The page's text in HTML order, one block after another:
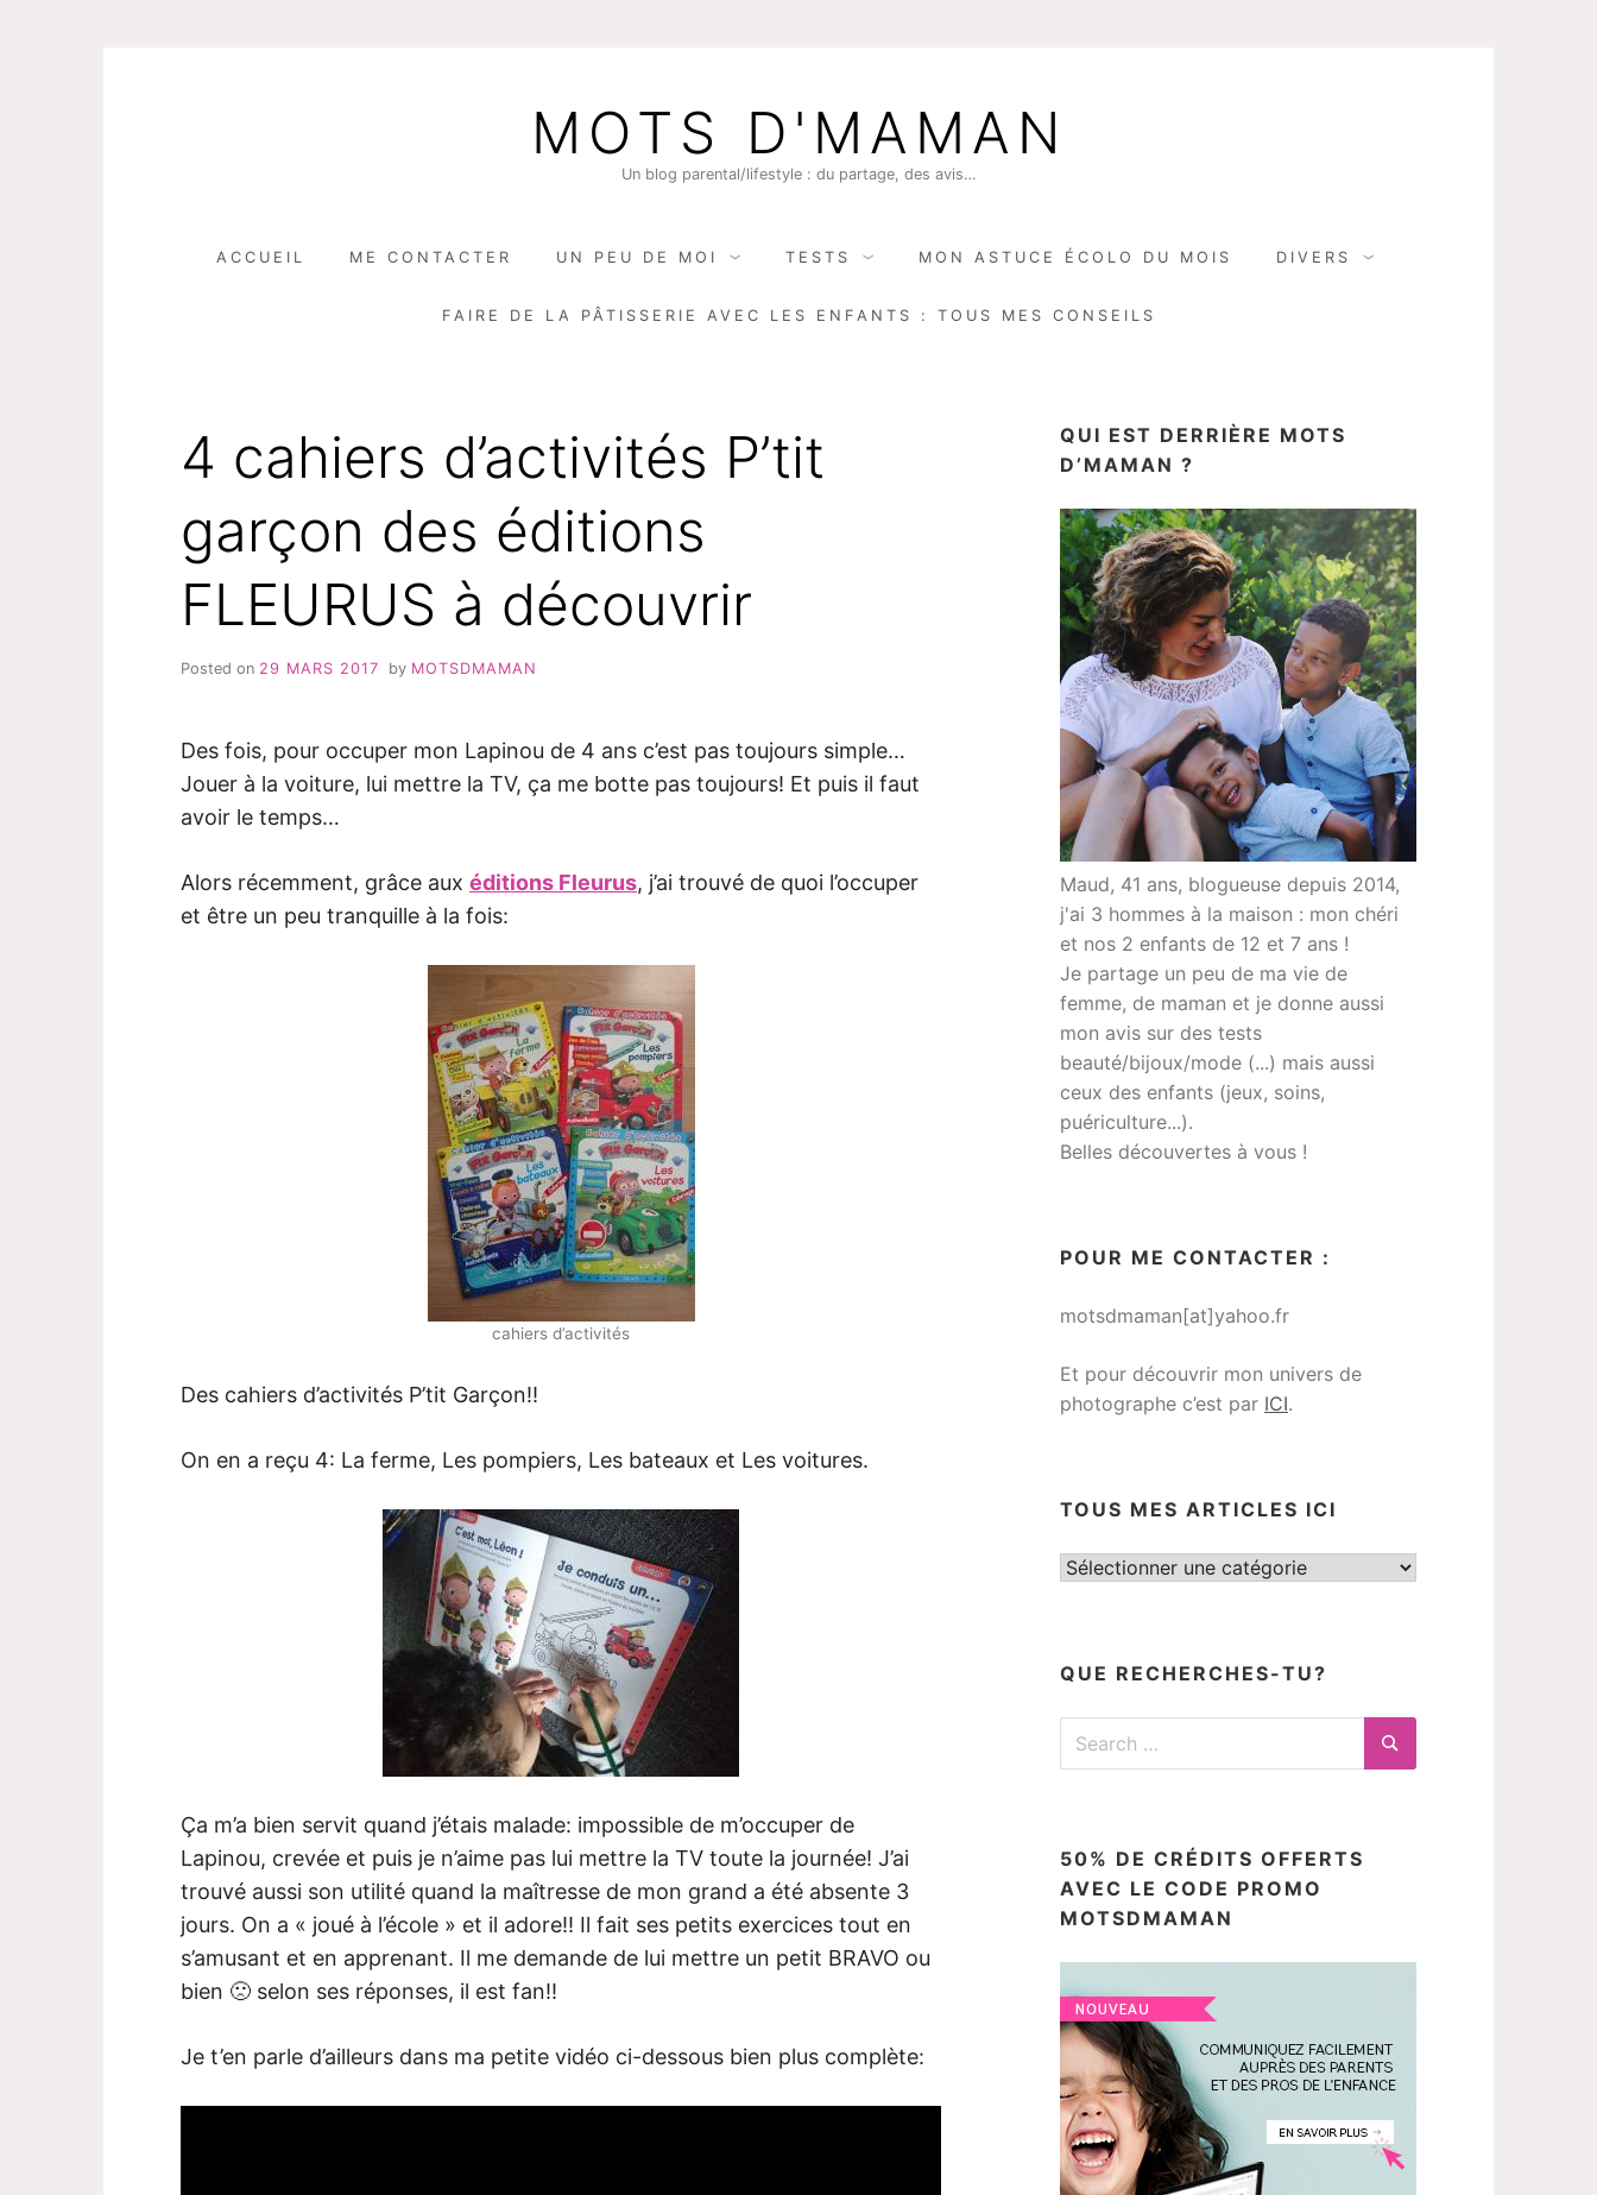
MOTS D'MAMAN
Un blog parental/lifestyle : du partage, des avis…
ACCUEIL ME CONTACTER UN PEU DE MOI TESTS MON ASTUCE ÉCOLO DU MOIS DIVERS
FAIRE DE LA PÂTISSERIE AVEC LES ENFANTS : TOUS MES CONSEILS
4 cahiers d’activités P’tit
garçon des éditions
FLEURUS à découvrir
Posted on 29 MARS 2017 by MOTSDMAMAN
Des fois, pour occuper mon Lapinou de 4 ans c’est pas toujours simple…
Jouer à la voiture, lui mettre la TV, ça me botte pas toujours! Et puis il faut
avoir le temps…
Alors récemment, grâce aux éditions Fleurus, j’ai trouvé de quoi l’occuper
et être un peu tranquille à la fois:
cahiers d’activités
Des cahiers d’activités P’tit Garçon!!
On en a reçu 4: La ferme, Les pompiers, Les bateaux et Les voitures.
Ça m’a bien servit quand j’étais malade: impossible de m’occuper de
Lapinou, crevée et puis je n’aime pas lui mettre la TV toute la journée! J’ai
trouvé aussi son utilité quand la maîtresse de mon grand a été absente 3
jours. On a « joué à l’école » et il adore!! Il fait ses petits exercices tout en
s’amusant et en apprenant. Il me demande de lui mettre un petit BRAVO ou
bien 🙁 selon ses réponses, il est fan!!
Je t’en parle d’ailleurs dans ma petite vidéo ci-dessous bien plus complète:
QUI EST DERRIÈRE MOTS
D’MAMAN ?
Maud, 41 ans, blogueuse depuis 2014,
j'ai 3 hommes à la maison : mon chéri
et nos 2 enfants de 12 et 7 ans !
Je partage un peu de ma vie de
femme, de maman et je donne aussi
mon avis sur des tests
beauté/bijoux/mode (...) mais aussi
ceux des enfants (jeux, soins,
puériculture...).
Belles découvertes à vous !
POUR ME CONTACTER :
motsdmaman[at]yahoo.fr
Et pour découvrir mon univers de
photographe c’est par ICI.
TOUS MES ARTICLES ICI
Tous
QUE RECHERCHES-TU?
Search
Search
50% DE CRÉDITS OFFERTS
AVEC LE CODE PROMO
MOTSDMAMAN